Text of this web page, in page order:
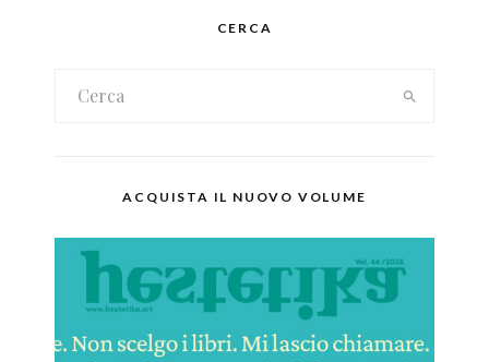
CERCA
ACQUISTA IL NUOVO VOLUME